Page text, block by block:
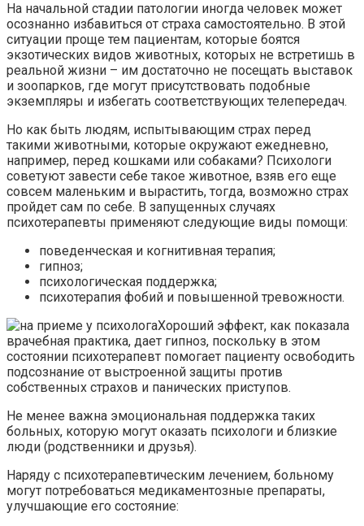
На начальной стадии патологии иногда человек может
осознанно избавиться от страха самостоятельно. В этой
ситуации проще тем пациентам, которые боятся
экзотических видов животных, которых не встретишь в
реальной жизни – им достаточно не посещать выставок
и зоопарков, где могут присутствовать подобные
экземпляры и избегать соответствующих телепередач.
Но как быть людям, испытывающим страх перед
такими животными, которые окружают ежедневно,
например, перед кошками или собаками? Психологи
советуют завести себе такое животное, взяв его еще
совсем маленьким и вырастить, тогда, возможно страх
пройдет сам по себе. В запущенных случаях
психотерапевты применяют следующие виды помощи:
поведенческая и когнитивная терапия;
гипноз;
психологическая поддержка;
психотерапия фобий и повышенной тревожности.
Хороший эффект, как показала
врачебная практика, дает гипноз, поскольку в этом
состоянии психотерапевт помогает пациенту освободить
подсознание от выстроенной защиты против
собственных страхов и панических приступов.
Не менее важна эмоциональная поддержка таких
больных, которую могут оказать психологи и близкие
люди (родственники и друзья).
Наряду с психотерапевтическим лечением, больному
могут потребоваться медикаментозные препараты,
улучшающие его состояние: